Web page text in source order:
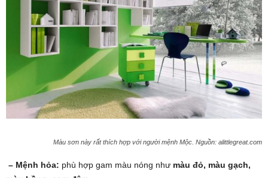
Màu sơn này rất thích hợp với người mệnh Mộc. Nguồn: alittlegreat.com
– Mệnh hỏa: phù hợp gam màu nóng như màu đỏ, màu gạch,